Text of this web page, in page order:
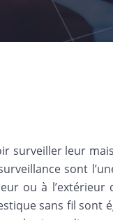
surveiller leur
sont
ou à
sans fil